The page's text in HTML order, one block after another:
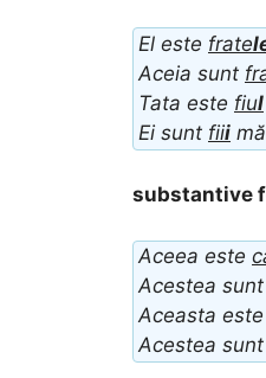
El este frate
Aceia sunt
Tata este fiul
Ei sunt fiii
substantive
Aceea este
Acestea sunt
Aceasta este
Acestea sunt